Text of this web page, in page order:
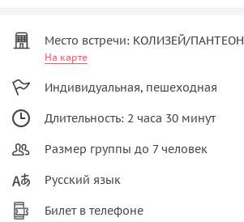
Место встречи: КОЛИЗЕЙ/ПАНТЕОН
На карте
Индивидуальная, пешеходная
Длительность: 2 часа 30 минут
Размер группы до 7 человек
Русский язык
Билет в телефоне